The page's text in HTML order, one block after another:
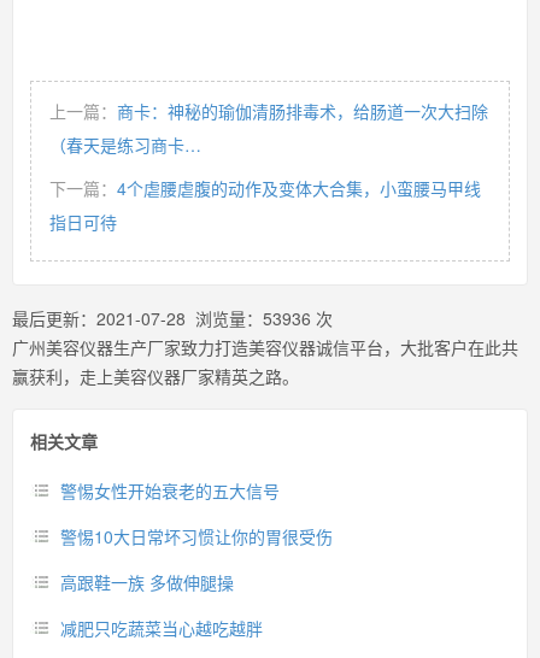
上一篇： 商卡：神秘的瑜伽清肠排毒术，给肠道一次大扫除
（春天是练习商卡…
下一篇： 4个虐腰虐腹的动作及变体大合集，小蛮腰马甲线
指日可待
最后更新： 2021-07-28 浏览量： 53936 次
广州美容仪器生产厂家致力打造美容仪器诚信平台，大批客户在此共
赢获利，走上美容仪器厂家精英之路。
相关文章
警惕女性开始衰老的五大信号
警惕10大日常坏习惯让你的胃很受伤
高跟鞋一族 多做伸腿操
减肥只吃蔬菜当心越吃越胖